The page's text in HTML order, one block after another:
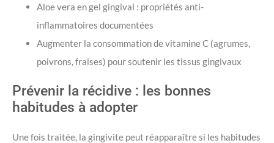
Aloe vera en gel gingival : propriétés anti-
inflammatoires documentées
Augmenter la consommation de vitamine C (agrumes,
poivrons, fraises) pour soutenir les tissus gingivaux
Prévenir la récidive : les bonnes
habitudes à adopter
Une fois traitée, la gingivite peut réapparaître si les habitudes